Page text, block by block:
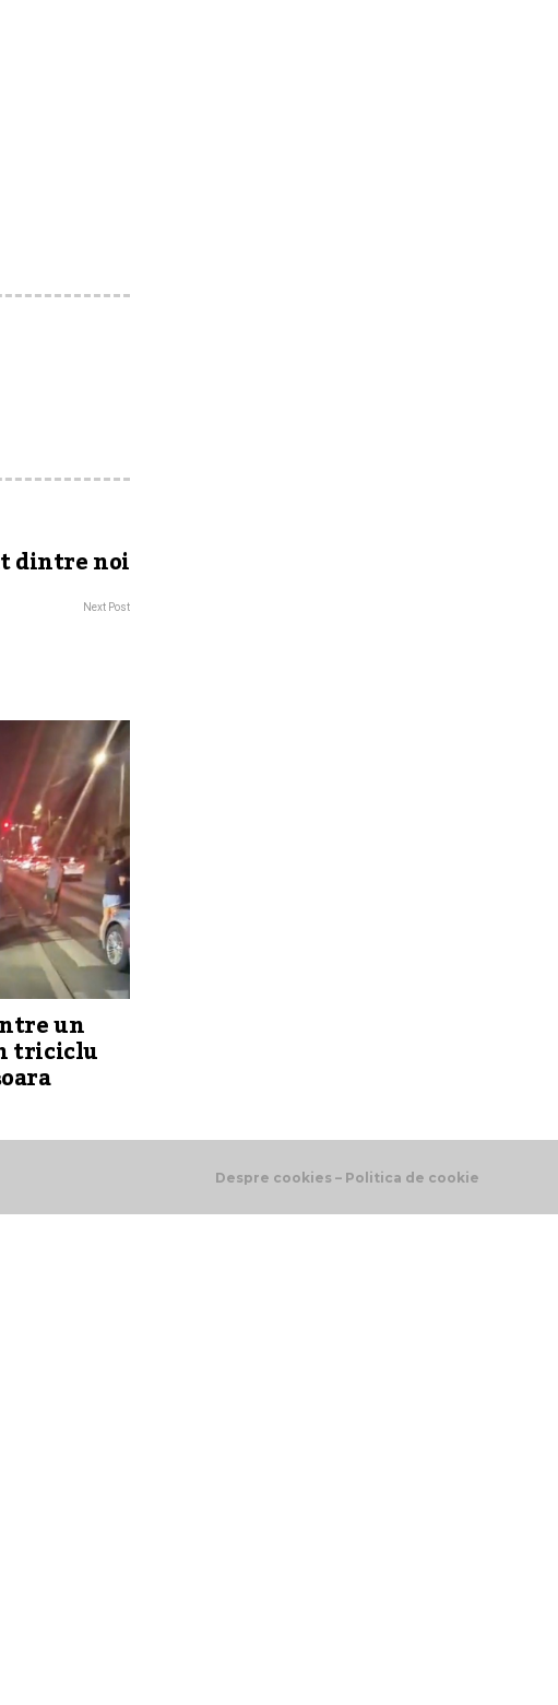
dintre noi
Next Post
un
triciclu
Despre cookies – Politica de cookie